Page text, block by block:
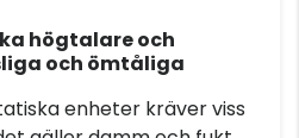
högtalare och
och ömtåliga
enheter kräver viss